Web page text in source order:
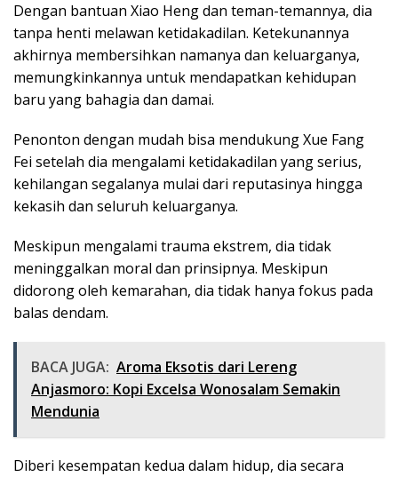
Dengan bantuan Xiao Heng dan teman-temannya, dia
tanpa henti melawan ketidakadilan. Ketekunannya
akhirnya membersihkan namanya dan keluarganya,
memungkinkannya untuk mendapatkan kehidupan
baru yang bahagia dan damai.
Penonton dengan mudah bisa mendukung Xue Fang
Fei setelah dia mengalami ketidakadilan yang serius,
kehilangan segalanya mulai dari reputasinya hingga
kekasih dan seluruh keluarganya.
Meskipun mengalami trauma ekstrem, dia tidak
meninggalkan moral dan prinsipnya. Meskipun
didorong oleh kemarahan, dia tidak hanya fokus pada
balas dendam.
BACA JUGA: Aroma Eksotis dari Lereng
Anjasmoro: Kopi Excelsa Wonosalam Semakin
Mendunia
Diberi kesempatan kedua dalam hidup, dia secara